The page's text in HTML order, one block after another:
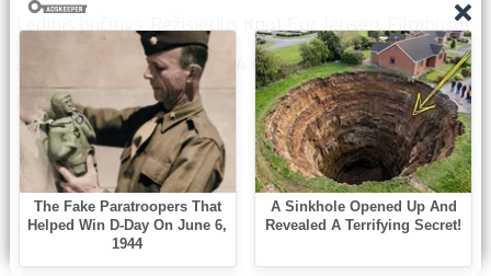
Ledinis bučinys. Režisierius Knut Eric Jensen. Filmhuset
AS, Norvegija, Lietuva 2014 m. Barron Žaidimų Blogis
(Lietuvių dubliavimas).
www.tv3.lt